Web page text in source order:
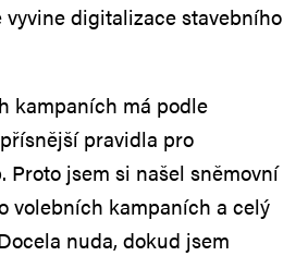
vyvine digitalizace stavebního
kampaních má podle
pravidla pro
Proto jsem si našel sněmovní
volebních kampaních a celý
nuda, dokud jsem